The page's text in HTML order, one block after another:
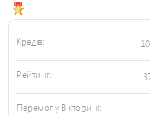
Кредів:
Рейтинг:
Перемог у Вікторині: